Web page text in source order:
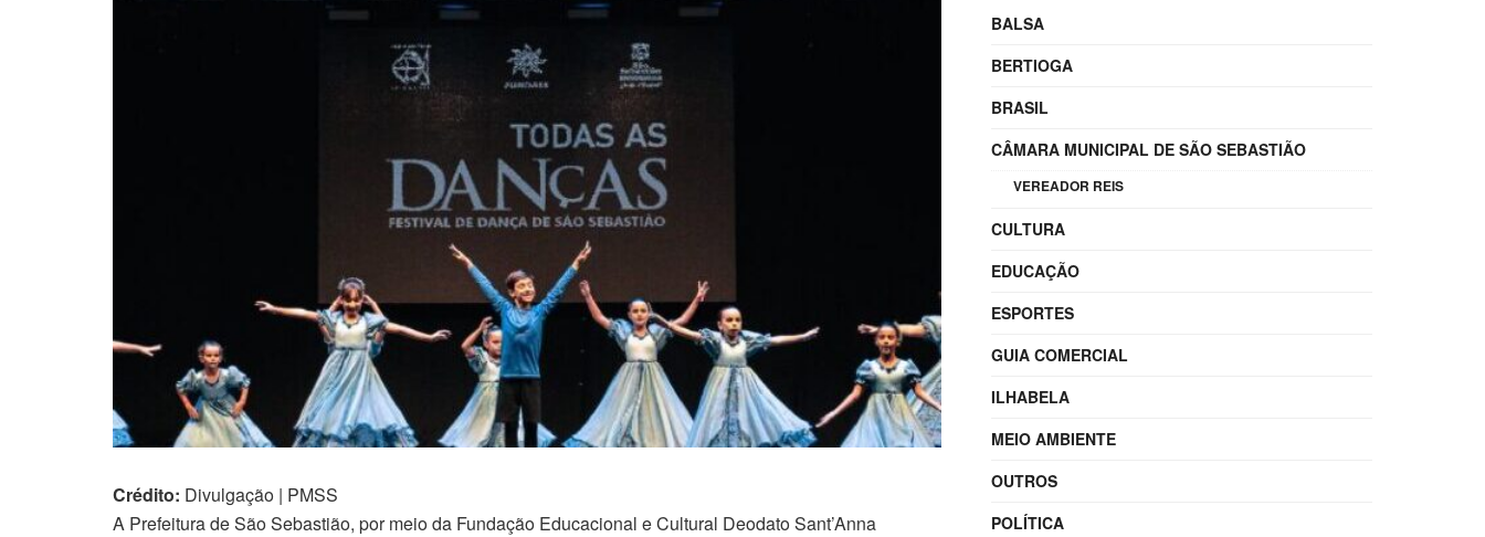
Crédito: Divulgação | PMSS
A Prefeitura de São Sebastião, por meio da Fundação Educacional e Cultural Deodato Sant’Anna
BALSA
BERTIOGA
BRASIL
CÂMARA MUNICIPAL DE SÃO SEBASTIÃO
VEREADOR REIS
CULTURA
EDUCAÇÃO
ESPORTES
GUIA COMERCIAL
ILHABELA
MEIO AMBIENTE
OUTROS
POLÍTICA